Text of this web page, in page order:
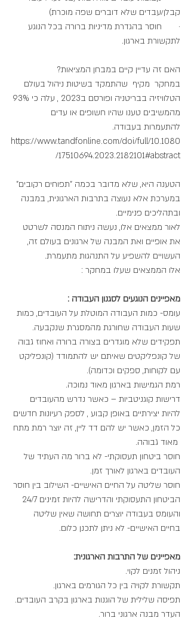
קבלן/עבדים שלא דוברים שפה מוכרת)
·       חוסר בהגדרת מדיניות ברורה בכל הנוגע
לתקשורת בארגון.
האם זה עדיין קיים במבחן המציאות?
במחקר  מקיף  שהתמקד בשיטות ניהול בעולם
מהמשיבים טענו שהיו חשופים או עדים
להתעמרות בעבודה.
https://www.tandfonline.com/doi/full/10.1080
/17510694.2023.2182101#abstract
הטענה היא, שלא מדובר בכמה "תפוחים רקובים"
במערכת אלא נעוצה בתרבות הארגונית, במבנה
ובתהליכים פנימיים.
לאור ממצאים אלו, נעשה ניתוח המנסה לשרטט
את אופיים ואת המבנה של ארגונים בעולם זה,
העשויים להשפיע על התנהגות מתעמרת.
אלו הממצאים שעלו במחקר :
מאפיינים הנוגעים לסגנון העבודה :
עומס- כמות העבודה המוטלת על העובדים, כמות
שעות העבודה שחורגת מהמסגרת שנקבעה.
תפקידים שלא מוגדרים בצורה ברורה ואחוז גבוה
של קונפליקטים שאיתם יש להתמודד (קונפליקט
עם לקוחות, ספקים וכדומה).
רמת הגמישות בארגון מאוד נמוכה.
דרישות קוגניטביות – כאשר נדרש מהעובדים
להיות יצירתיים באופן קבוע , לספק רעיונות חדשים
כל הזמן, כאשר יש להם דד ליין, זה יוצר רמת מתח
מאוד גבוהה.
חוסר ביטחון תעסוקתי- לא ברור מה העתיד של
העובדים בארגון לאורך זמן.
חוסר שליטה על החיים האישיים- השילוב בין חוסר
והעומס בעבודה יוצרים תחושה שאין שליטה
בחיים האישיים- לא ניתן לתכנן כלום.
מאפיינים של התרבות הארגונית:
ניהול זמנים לקוי.
תקשורת לקויה בין כל הגורמים בארגון.
תפיסה שלילית של הוגנות בארגון בקרב העובדים.
העדר מבנה ארגוני ברור.